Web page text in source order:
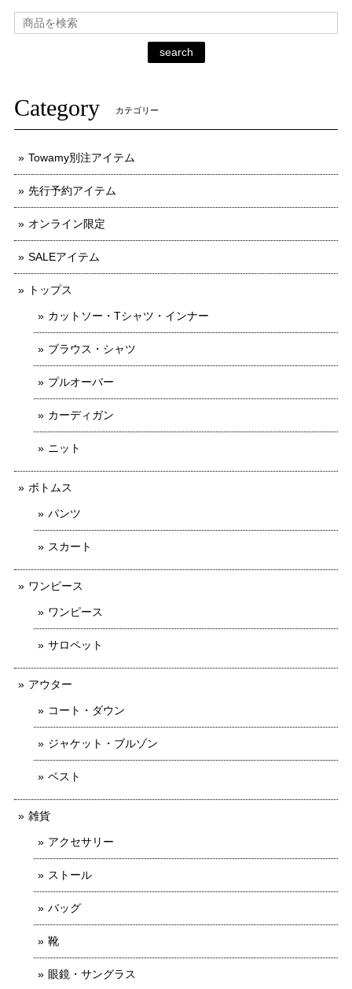
search
Category カテゴリー
Towamy別注アイテム
先行予約アイテム
オンライン限定
SALEアイテム
トップス
カットソー・Tシャツ・インナー
ブラウス・シャツ
プルオーバー
カーディガン
ニット
ボトムス
パンツ
スカート
ワンピース
ワンピース
サロペット
アウター
コート・ダウン
ジャケット・ブルゾン
ベスト
雑貨
アクセサリー
ストール
バッグ
靴
眼鏡・サングラス